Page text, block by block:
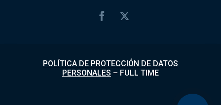
POLÍTICA DE PROTECCIÓN DE DATOS
PERSONALES – FULL TIME